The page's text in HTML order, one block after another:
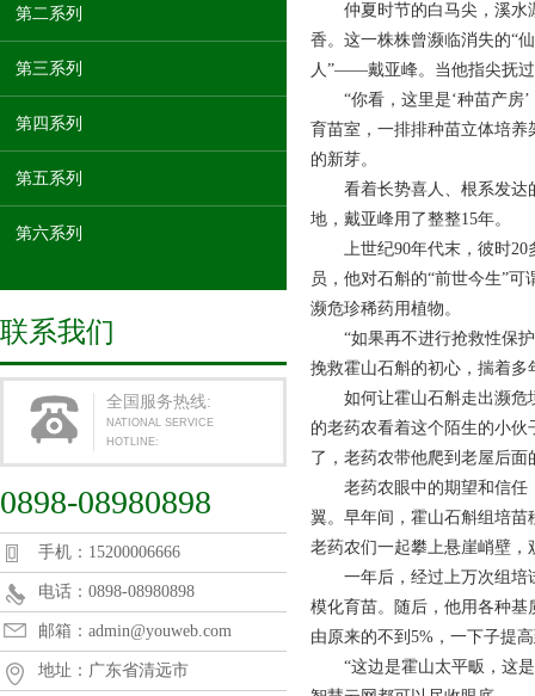
第二系列
第三系列
第四系列
第五系列
第六系列
联系我们
全国服务热线:
NATIONAL SERVICE
HOTLINE:
0898-08980898
手机：15200006666
电话：0898-08980898
邮箱：admin@youweb.com
地址：广东省清远市
仲夏时节的白马尖，溪水潺
香。这一株株曾濒临消失的“
人”——戴亚峰。当他指尖抚过
“你看，这里是‘种苗产房’
育苗室，一排排种苗立体培
的新芽。
看着长势喜人、根系发达的
地，戴亚峰用了整整15年。
上世纪90年代末，彼时20
员，他对石斛的“前世今生”
濒危珍稀药用植物。
“如果再不进行抢救性保护
挽救霍山石斛的初心，揣着
如何让霍山石斛走出濒危境
的老药农看着这个陌生的小
了，老药农带他爬到老屋后
老药农眼中的期望和信任，
翼。早年间，霍山石斛组培
老药农们一起攀上悬崖峭壁，
一年后，经过上万次组培试
模化育苗。随后，他用各种基
由原来的不到5%，一下子提
“这边是霍山太平畈，这是